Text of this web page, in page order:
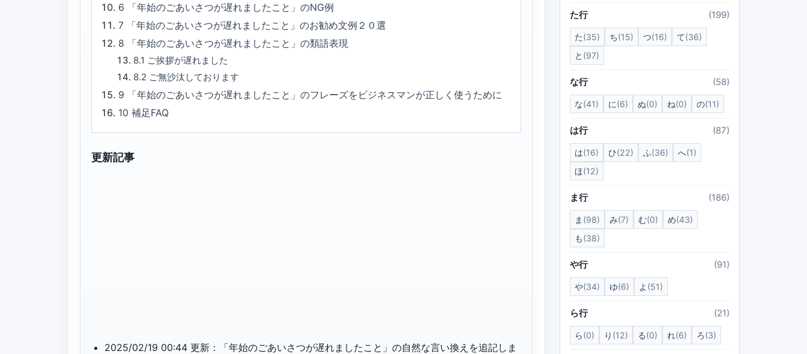
6
「年始のごあいさつが遅れましたこと」のNG例
7
「年始のごあいさつが遅れましたこと」のお勧め文例２０選
8
「年始のごあいさつが遅れましたこと」の類語表現
8.1 ご挨拶が遅れました
8.2 ご無沙汰しております
9
「年始のごあいさつが遅れましたこと」のフレーズをビジネスマンが正しく使うために
10補足FAQ
更新記事
2025/02/19 00:44 更新：「年始のごあいさつが遅れましたこと」の自然な言い換えを追記しま
た行 (199)
た(35) ち(15) つ(16) て(36)
と (97)
な行 (58)
な(41) に(6) ぬ(0) ね(0) の(11)
は行 (87)
は(16) ひ(22) ふ(36) へ(1)
ほ(12)
ま行 (186)
ま (98) み(7) む(0) め(43)
も(38)
や行 (91)
や(34) ゆ(6) よ (51)
ら行 (21)
ら(0) り (12) る(0) れ(6) ろ(3)